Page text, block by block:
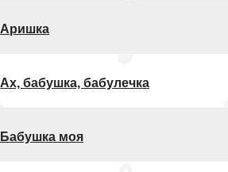
Аришка
Ах, бабушка, бабулечка
Бабушка моя